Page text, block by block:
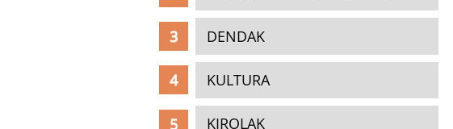
DENDAK
KULTURA
KIROLAK